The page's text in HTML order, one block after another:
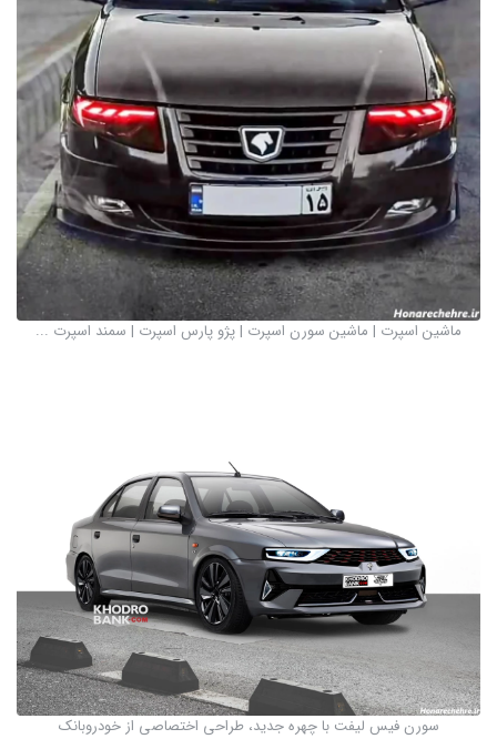
ماشین اسپرت | ماشین سورن اسپرت | پژو پارس اسپرت | سمند اسپرت ...
سورن فیس لیفت با چهره جدید، طراحی اختصاصی از خودروبانک